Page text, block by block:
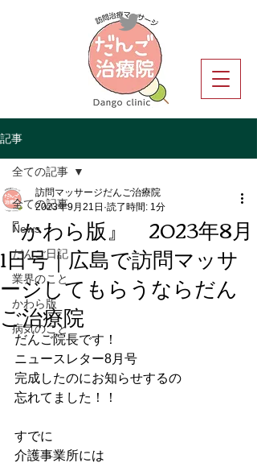
記事
全ての記事
News
だんご日記
業界のこと
かわら版
病気のこと
全ての記事
『かわら版』 2023年8月
1日号｜広島で訪問マッサ
ージしてもらうならだん
ご治療院
訪問マッサージだんご治療院
2023年9月21日 読了時間: 1分
だんご院長です！
ニュースレター8月号
完成したのにお知らせするの
忘れてました！！
すでに
介護事業所には